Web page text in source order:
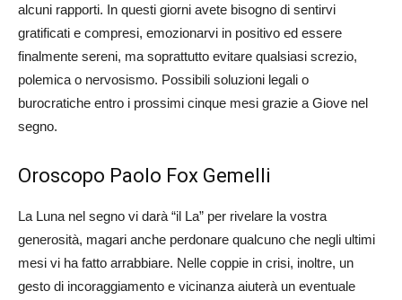
alcuni rapporti. In questi giorni avete bisogno di sentirvi
gratificati e compresi, emozionarvi in positivo ed essere
finalmente sereni, ma soprattutto evitare qualsiasi screzio,
polemica o nervosismo. Possibili soluzioni legali o
burocratiche entro i prossimi cinque mesi grazie a Giove nel
segno.
Oroscopo Paolo Fox Gemelli
La Luna nel segno vi darà “il La” per rivelare la vostra
generosità, magari anche perdonare qualcuno che negli ultimi
mesi vi ha fatto arrabbiare. Nelle coppie in crisi, inoltre, un
gesto di incoraggiamento e vicinanza aiuterà un eventuale